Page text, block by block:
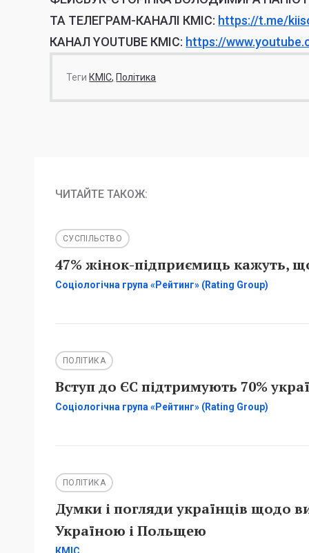
ТА ТЕЛЕГРАМ-КАНАЛІ КМІС: https://t.me/
КАНАЛ YOUTUBE КМІС: https://
Теги КМІС Політика
ЧИТАЙТЕ ТАКОЖ:
СУСПІЛЬСТВО
47% жінок-підприємиць кажуть,
Соціологічна група «Рейтинг» (Rating Group)
ПОЛІТИКА
Вступ до ЄС підтримують 70%
Соціологічна група «Рейтинг» (Rating Group)
ПОЛІТИКА
Думки і погляди українців щодо
Україною і Польщею